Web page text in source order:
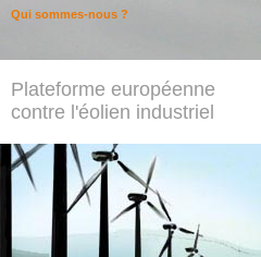
Plateforme européenne
contre l'éolien industriel
Qui sommes-nous ?